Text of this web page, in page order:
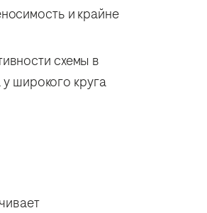
и крайне
схемы в
широкого круга